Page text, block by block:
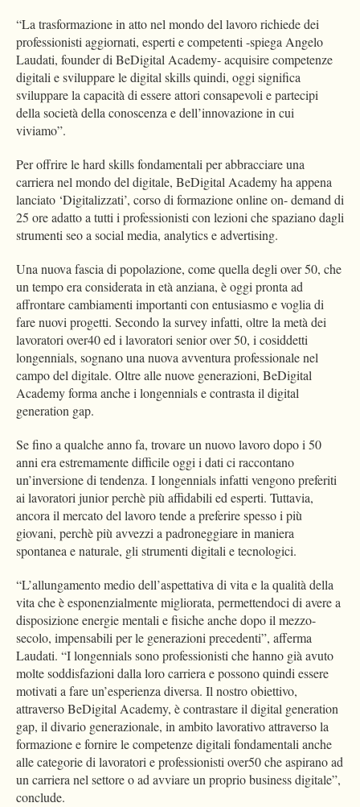
“La trasformazione in atto nel mondo del lavoro richiede dei
professionisti aggiornati, esperti e competenti -spiega Angelo
Laudati, founder di BeDigital Academy- acquisire competenze
digitali e sviluppare le digital skills quindi, oggi significa
sviluppare la capacità di essere attori consapevoli e partecipi
della società della conoscenza e dell’innovazione in cui
viviamo”.
Per offrire le hard skills fondamentali per abbracciare una
carriera nel mondo del digitale, BeDigital Academy ha appena
lanciato ‘Digitalizzati’, corso di formazione online on- demand di
25 ore adatto a tutti i professionisti con lezioni che spaziano dagli
strumenti seo a social media, analytics e advertising.
Una nuova fascia di popolazione, come quella degli over 50, che
un tempo era considerata in età anziana, è oggi pronta ad
affrontare cambiamenti importanti con entusiasmo e voglia di
fare nuovi progetti. Secondo la survey infatti, oltre la metà dei
lavoratori over40 ed i lavoratori senior over 50, i cosiddetti
longennials, sognano una nuova avventura professionale nel
campo del digitale. Oltre alle nuove generazioni, BeDigital
Academy forma anche i longennials e contrasta il digital
generation gap.
Se fino a qualche anno fa, trovare un nuovo lavoro dopo i 50
anni era estremamente difficile oggi i dati ci raccontano
un’inversione di tendenza. I longennials infatti vengono preferiti
ai lavoratori junior perchè più affidabili ed esperti. Tuttavia,
ancora il mercato del lavoro tende a preferire spesso i più
giovani, perchè più avvezzi a padroneggiare in maniera
spontanea e naturale, gli strumenti digitali e tecnologici.
“L’allungamento medio dell’aspettativa di vita e la qualità della
vita che è esponenzialmente migliorata, permettendoci di avere a
disposizione energie mentali e fisiche anche dopo il mezzo-
secolo, impensabili per le generazioni precedenti”, afferma
Laudati. “I longennials sono professionisti che hanno già avuto
molte soddisfazioni dalla loro carriera e possono quindi essere
motivati a fare un’esperienza diversa. Il nostro obiettivo,
attraverso BeDigital Academy, è contrastare il digital generation
gap, il divario generazionale, in ambito lavorativo attraverso la
formazione e fornire le competenze digitali fondamentali anche
alle categorie di lavoratori e professionisti over50 che aspirano ad
un carriera nel settore o ad avviare un proprio business digitale”,
conclude.